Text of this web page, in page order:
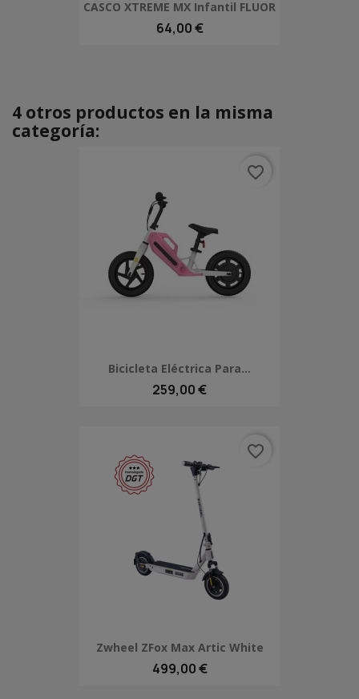
CASCO XTREME MX Infantil FLUOR
64,00 €
4 otros productos en la misma
categoría:
Bicicleta Eléctrica Para...
259,00 €
favorite_border
Zwheel ZFox Max Artic White
499,00 €
favorite_border